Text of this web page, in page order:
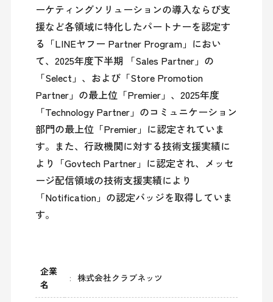
ーケティングソリューションの導入ならび支
援など各領域に特化したパートナーを認定す
る「LINEヤフー Partner Program」におい
て、2025年度下半期 「Sales Partner」の
「Select」、および「Store Promotion
Partner」の最上位「Premier」、2025年度
「Technology Partner」のコミュニケーション
部門の最上位「Premier」に認定されていま
す。また、行政機関に対する技術支援実績に
より「Govtech Partner」に認定され、メッセ
ージ配信領域の技術支援実績により
「Notification」の認定バッジを取得していま
企業
名
株式会社クラブネッツ